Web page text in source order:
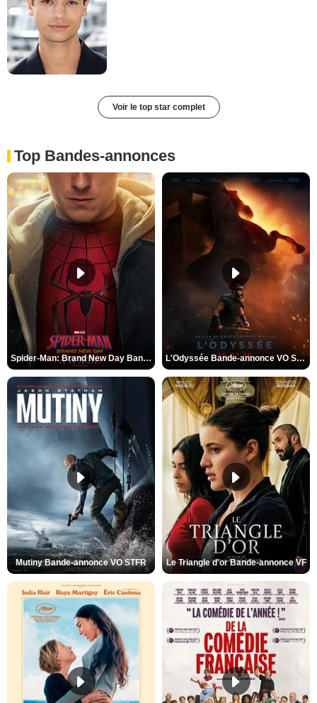
Voir le top star complet
Top Bandes-annonces
Spider-Man: Brand New Day Bande-annonce VO STFR L'Odyssée Bande-annonce VO STFR
Mutiny Bande-annonce VO STFR Le Triangle d'or Bande-annonce VF